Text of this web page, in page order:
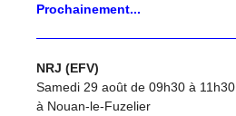
Prochainement...
NRJ (EFV)
Samedi 29 août de 09h30 à 11h30
à Nouan-le-Fuzelier